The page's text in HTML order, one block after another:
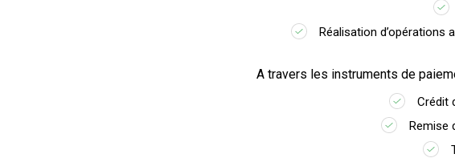
Réalisation d’opérations
A travers les instruments de
Crédit
Remise